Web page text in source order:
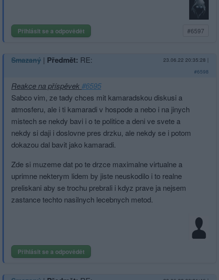
Přihlásit se a odpovědět #6597
Smazaný | Předmět: RE: 23.06.22 20:35:28 |
#6598
Reakce na příspěvek#6595
Sabco vim, ze tady chces mit kamaradskou diskusi a
atmosferu, ale i ti kamaradi v hospode a nebo i na jinych
mistech se nekdy bavi i o te politice a deni ve svete a
nekdy si daji i doslovne pres drzku, ale nekdy se i potom
dokazou dal bavit jako kamaradi.
Zde si muzeme dat po te drzce maximalne virtualne a
uprimne nekterym lidem by jiste neuskodilo i to realne
preliskani aby se trochu prebrali i kdyz prave ja nejsem
zastance techto nasilnych lecebnych metod.
Přihlásit se a odpovědět